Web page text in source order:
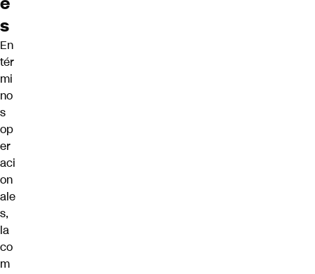
s
En
tér
mi
no
s
op
er
aci
on
ale
s,
la
co
m